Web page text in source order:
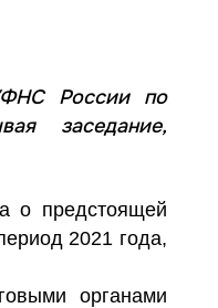
России по
заседание,
о предстоящей
2021 года,
органами